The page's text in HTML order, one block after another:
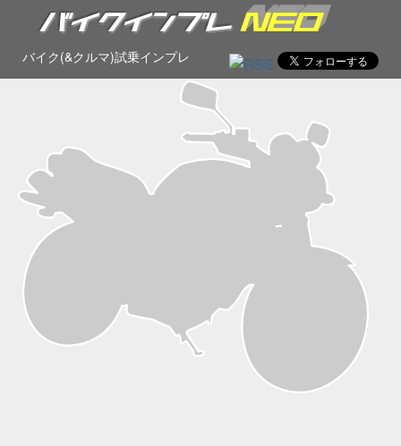
バイク(&クルマ)試乗インプレ